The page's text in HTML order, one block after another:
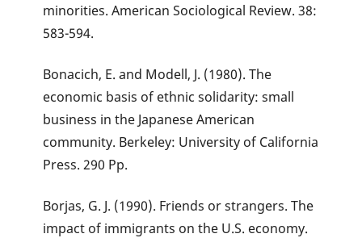
minorities. American Sociological Review. 38:
583-594.
Bonacich, E. and Modell, J. (1980). The
economic basis of ethnic solidarity: small
business in the Japanese American
community. Berkeley: University of California
Press. 290 Pp.
Borjas, G. J. (1990). Friends or strangers. The
impact of immigrants on the U.S. economy.